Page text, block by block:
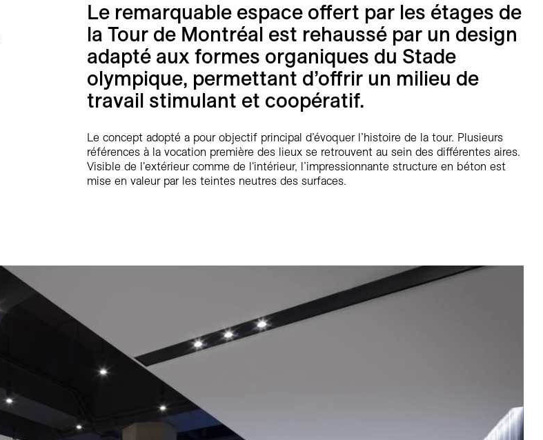
Le remarquable espace offert par les étages de
la Tour de Montréal est rehaussé par un design
adapté aux formes organiques du Stade
olympique, permettant d’offrir un milieu de
travail stimulant et coopératif.
Le concept adopté a pour objectif principal d’évoquer l’histoire de la tour. Plusieurs
références à la vocation première des lieux se retrouvent au sein des différentes aires.
Visible de l'extérieur comme de l'intérieur, l’impressionnante structure en béton est
mise en valeur par les teintes neutres des surfaces.